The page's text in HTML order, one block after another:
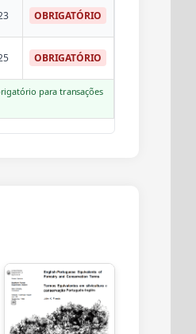
OBRIGATÓRIO
OBRIGATÓRIO
para transações